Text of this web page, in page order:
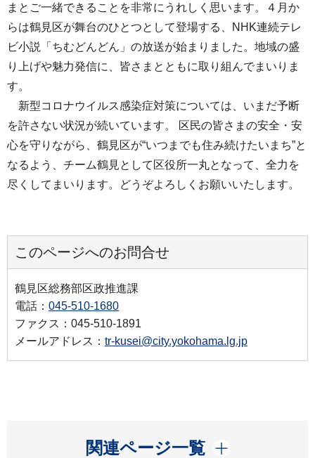
まとご一緒できることを非常にうれしく思います。４月か
らは鶴見区が舞台のひとつとして登場する、NHK連続テレ
ビ小説「ちむどんどん」の放送が始まりました。地域の盛
り上げや魅力発信に、皆さまとともに取り組んでまいりま
す。
新型コロナウイルス感染症対策については、いまだ予断
を許さない状況が続いています。 区民の皆さまの安全・安
心を守りながら、鶴見区が“いつまでも住み続けたいまち”と
なるよう、チーム鶴見として区役所一丸となって、全力を
尽くしてまいります。どうぞよろしくお願いいたします。
このページへのお問合せ
鶴見区総務部区政推進課
電話： 045-510-1680
ファクス：045-510-1891
メールアドレス： tr-kusei@city.yokohama.lg.jp
関連ページ一覧
開く